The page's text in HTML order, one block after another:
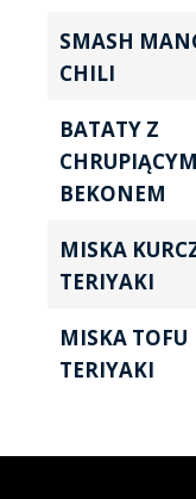
SMASH
CHILI
BATATY Z
CHRUPIĄCYM
BEKONEM
MISKA
TERIYAKI
MISKA TOFU
TERIYAKI